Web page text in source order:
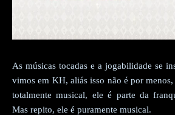
As músicas tocadas e a jogabilidade se
vimos em KH, aliás isso não é por
totalmente musical, ele é parte da
Mas repito, ele é puramente musical.